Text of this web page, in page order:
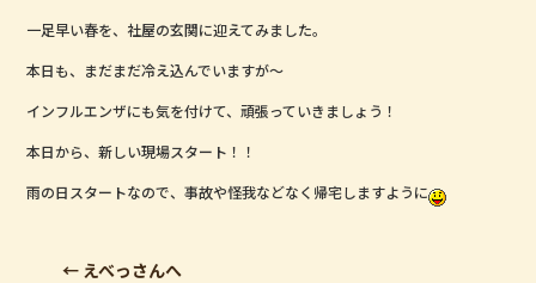
一足早い春を、社屋の玄関に迎えてみました。
本日も、まだまだ冷え込んでいますが～
インフルエンザにも気を付けて、頑張っていきましょう！
本日から、新しい現場スタート！！
雨の日スタートなので、事故や怪我などなく帰宅しますように
← えべっさんへ